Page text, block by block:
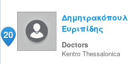
20
Ευριπίδης
Doctors
Kentro Thessalonica